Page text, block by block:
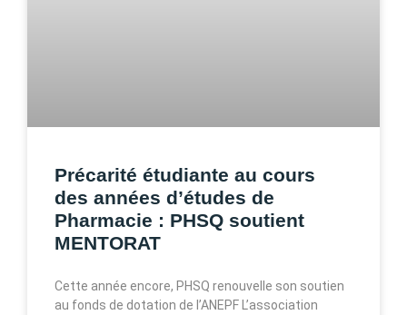
Précarité étudiante au cours
des années d’études de
Pharmacie : PHSQ soutient
MENTORAT
Cette année encore, PHSQ renouvelle son soutien
au fonds de dotation de l’ANEPF L’association